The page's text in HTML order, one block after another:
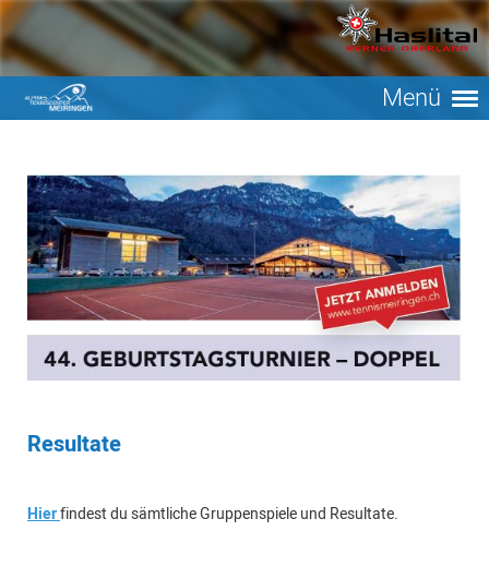
Menü
Resultate
Hierfindest du sämtliche Gruppenspiele und Resultate.